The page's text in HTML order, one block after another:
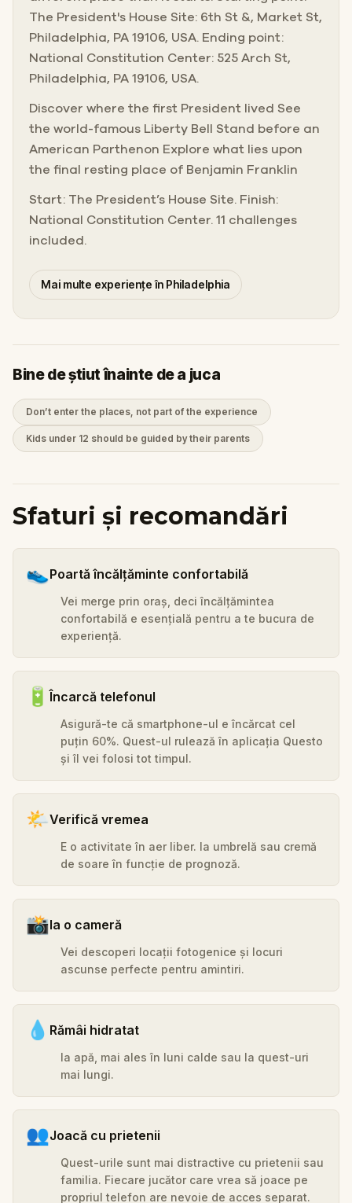
The President's House Site: 6th St &, Market St,
Philadelphia, PA 19106, USA. Ending point:
National Constitution Center: 525 Arch St,
Philadelphia, PA 19106, USA.
Discover where the first President lived See
the world-famous Liberty Bell Stand before an
American Parthenon Explore what lies upon
the final resting place of Benjamin Franklin
Start: The President’s House Site. Finish:
National Constitution Center. 11 challenges
included.
Mai multe experiențe în Philadelphia
Bine de știut înainte de a juca
Don’t enter the places, not part of the experience
Kids under 12 should be guided by their parents
Sfaturi și recomandări
👟Poartă încălțăminte confortabilă
Vei merge prin oraș, deci încălțămintea
confortabilă e esențială pentru a te bucura de
experiență.
🔋Încarcă telefonul
Asigură-te că smartphone-ul e încărcat cel
puțin 60%. Quest-ul rulează în aplicația Questo
și îl vei folosi tot timpul.
🌤️Verifică vremea
E o activitate în aer liber. Ia umbrelă sau cremă
de soare în funcție de prognoză.
📸Ia o cameră
Vei descoperi locații fotogenice și locuri
ascunse perfecte pentru amintiri.
💧 Rămâi hidratat
Ia apă, mai ales în luni calde sau la quest-uri
mai lungi.
👥Joacă cu prietenii
Quest-urile sunt mai distractive cu prietenii sau
familia. Fiecare jucător care vrea să joace pe
propriul telefon are nevoie de acces separat.